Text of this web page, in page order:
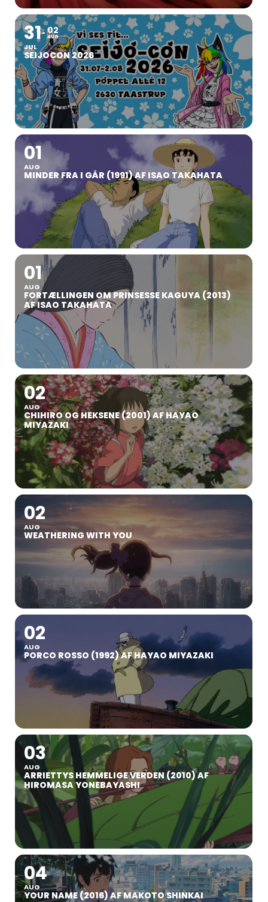
31
JUL
02
AUG
SEIJOCON 2026
01
AUG
MINDER FRA I GÅR (1991) AF ISAO TAKAHATA
01
AUG
FORTÆLLINGEN OM PRINSESSE KAGUYA (2013)
AF ISAO TAKAHATA
02
AUG
CHIHIRO OG HEKSENE (2001) AF HAYAO
MIYAZAKI
02
AUG
WEATHERING WITH YOU
02
AUG
PORCO ROSSO (1992) AF HAYAO MIYAZAKI
03
AUG
ARRIETTYS HEMMELIGE VERDEN (2010) AF
HIROMASA YONEBAYASHI
04
AUG
YOUR NAME (2016) AF MAKOTO SHINKAI